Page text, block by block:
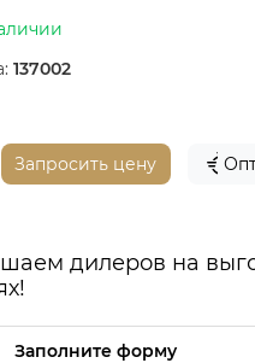
137002
Запросить цену
дилеров на
Заполните форму